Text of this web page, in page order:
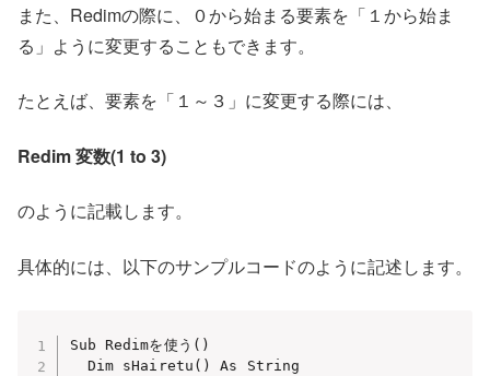
また、Redimの際に、０から始まる要素を「１から始ま
る」ように変更することもできます。
たとえば、要素を「１～３」に変更する際には、
Redim 変数(1 to 3)
のように記載します。
具体的には、以下のサンプルコードのように記述します。
Sub Redimを使う()
  Dim sHairetu() As String